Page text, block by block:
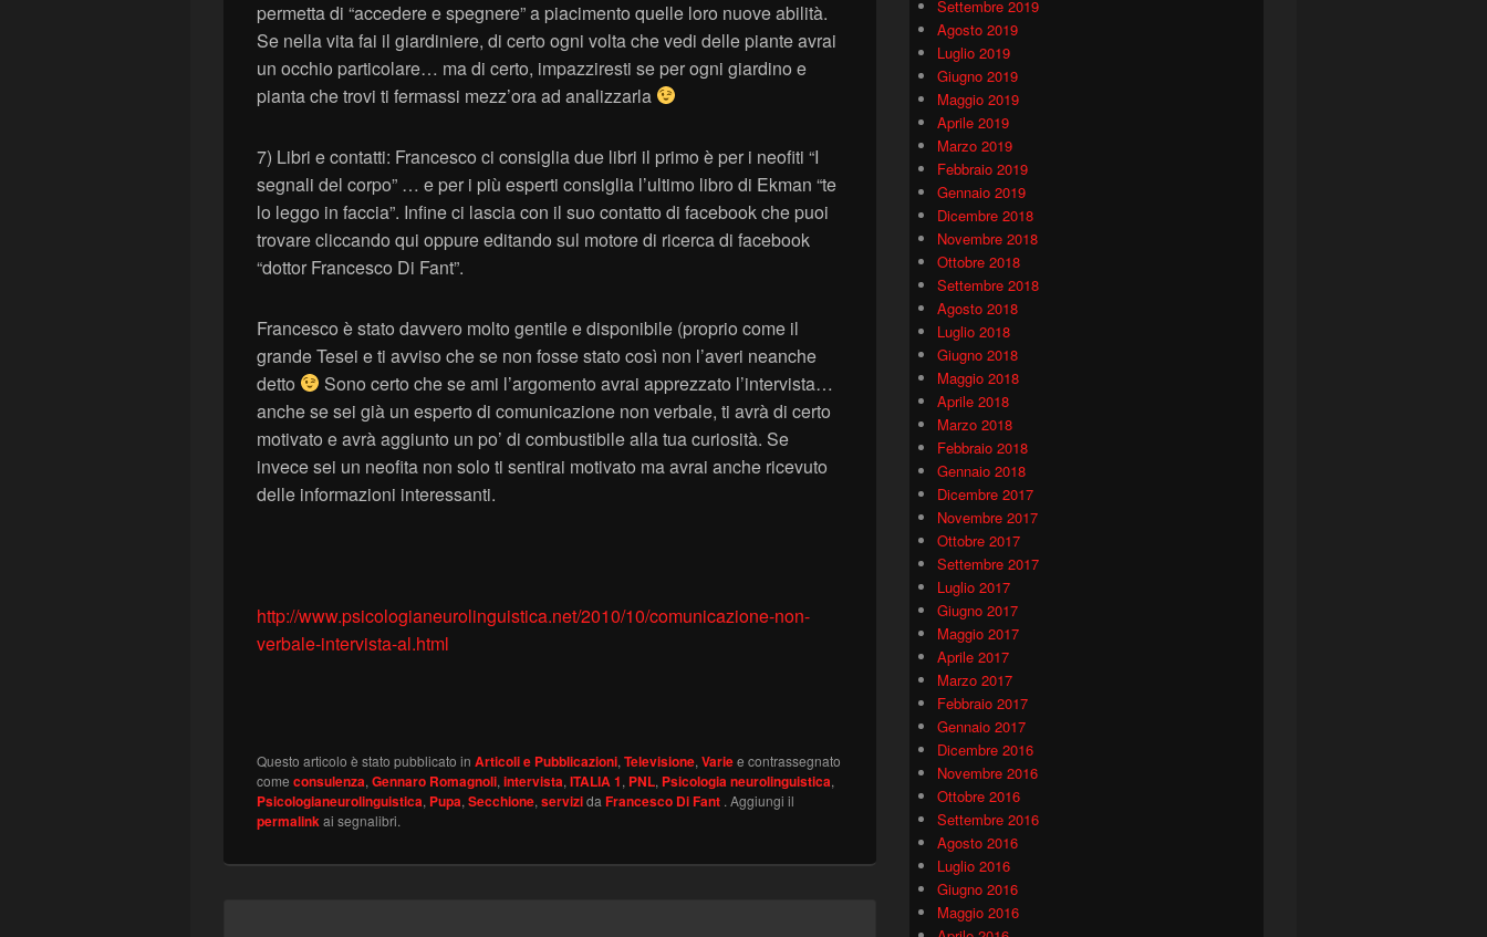
permetta di “accedere e spegnere” a piacimento quelle loro nuove abilità.
Se nella vita fai il giardiniere, di certo ogni volta che vedi delle piante avrai
un occhio particolare… ma di certo, impazziresti se per ogni giardino e
pianta che trovi ti fermassi mezz’ora ad analizzarla
7) Libri e contatti: Francesco ci consiglia due libri il primo è per i neofiti “I
segnali del corpo” … e per i più esperti consiglia l’ultimo libro di Ekman “te
lo leggo in faccia”. Infine ci lascia con il suo contatto di facebook che puoi
trovare cliccando qui oppure editando sul motore di ricerca di facebook
“dottor Francesco Di Fant”.
Francesco è stato davvero molto gentile e disponibile (proprio come il
grande Tesei e ti avviso che se non fosse stato così non l’averi neanche
detto
Sono certo che se ami l’argomento avrai apprezzato l’intervista…
anche se sei già un esperto di comunicazione non verbale, ti avrà di certo
motivato e avrà aggiunto un po’ di combustibile alla tua curiosità. Se
invece sei un neofita non solo ti sentirai motivato ma avrai anche ricevuto
delle informazioni interessanti.
http://www.psicologianeurolinguistica.net/2010/10/comunicazione-non-
verbale-intervista-al.html
Questo articolo è stato pubblicato in Articoli e Pubblicazioni, Televisione, Variee contrassegnato
come consulenza, Gennaro Romagnoli, intervista, ITALIA 1, PNL, Psicologia neurolinguistica,
Psicologianeurolinguistica, Pupa, Secchione, servizida Francesco Di Fant . Aggiungi il
permalinkai segnalibri.
Settembre 2019
Agosto 2019
Luglio 2019
Giugno 2019
Maggio 2019
Aprile 2019
Marzo 2019
Febbraio 2019
Gennaio 2019
Dicembre 2018
Novembre 2018
Ottobre 2018
Settembre 2018
Agosto 2018
Luglio 2018
Giugno 2018
Maggio 2018
Aprile 2018
Marzo 2018
Febbraio 2018
Gennaio 2018
Dicembre 2017
Novembre 2017
Ottobre 2017
Settembre 2017
Luglio 2017
Giugno 2017
Maggio 2017
Aprile 2017
Marzo 2017
Febbraio 2017
Gennaio 2017
Dicembre 2016
Novembre 2016
Ottobre 2016
Settembre 2016
Agosto 2016
Luglio 2016
Giugno 2016
Maggio 2016